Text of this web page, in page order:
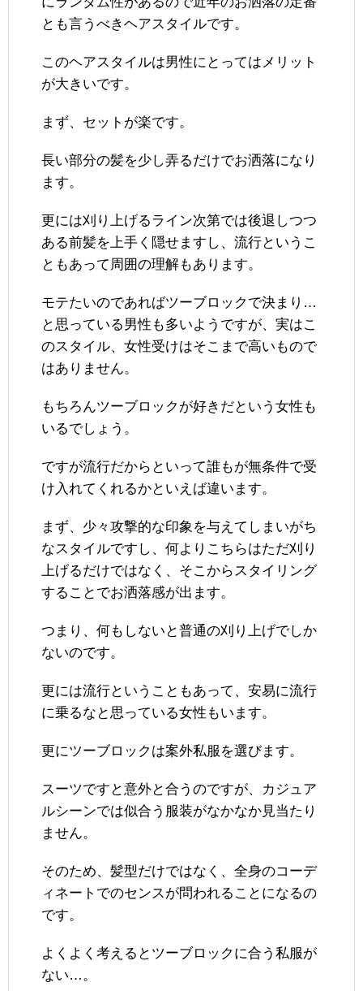
とも言うべきヘアスタイルです。
このヘアスタイルは男性にとってはメリット
が大きいです。
まず、セットが楽です。
長い部分の髪を少し弄るだけでお洒落になり
ます。
更には刈り上げるライン次第では後退しつつ
ある前髪を上手く隠せますし、流行というこ
ともあって周囲の理解もあります。
モテたいのであればツーブロックで決まり…
と思っている男性も多いようですが、実はこ
のスタイル、女性受けはそこまで高いもので
はありません。
もちろんツーブロックが好きだという女性も
いるでしょう。
ですが流行だからといって誰もが無条件で受
け入れてくれるかといえば違います。
まず、少々攻撃的な印象を与えてしまいがち
なスタイルですし、何よりこちらはただ刈り
上げるだけではなく、そこからスタイリング
することでお洒落感が出ます。
つまり、何もしないと普通の刈り上げでしか
ないのです。
更には流行ということもあって、安易に流行
に乗るなと思っている女性もいます。
更にツーブロックは案外私服を選びます。
スーツですと意外と合うのですが、カジュア
ルシーンでは似合う服装がなかなか見当たり
ません。
そのため、髪型だけではなく、全身のコーデ
ィネートでのセンスが問われることになるの
です。
よくよく考えるとツーブロックに合う私服が
ない…。